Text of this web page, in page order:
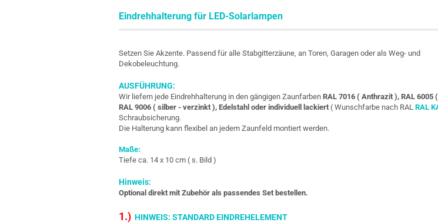
Eindrehhalterung für LED-Solarlampen
Setzen Sie Akzente. Passend für alle Stabgitterzäune, an Toren, Garagen oder als Weg- und
Dekobeleuchtung.
AUSFÜHRUNG:
Wir liefern jede Eindrehhalterung in den gängigen Zaunfarben RAL 7016 ( Anthrazit ), RAL 6005
RAL 9006 ( silber - verzinkt ), Edelstahl oder individuell lackiert ( Wunschfarbe nach RAL RAL
Schraubsicherung.
Die Halterung kann flexibel an jedem Zaunfeld montiert werden.
Maße:
Tiefe ca. 14 x 10 cm ( s. Bild )
Hinweis:
Optional direkt mit Zubehör als passendes Set bestellen.
1.) HINWEIS: STANDARD EINDREHELEMENT